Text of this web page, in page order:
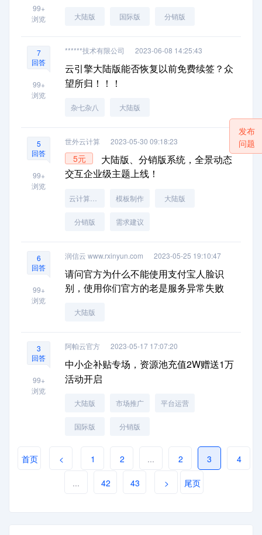
99+
浏览
大陆版 国际版 分销版
7
回答
99+
浏览
******技术有限公司 2023-06-08 14:25:43
云引擎大陆版能否恢复以前免费续签？众
望所归！！！
杂七杂八 大陆版
5
回答
99+
浏览
世外云计算 2023-05-30 09:18:23
5元
大陆版、分销版系统，全景动态
交互企业级主题上线！
模板制作 大陆版
分销版 需求建议
6
回答
99+
浏览
润信云 www.rxinyun.com 2023-05-25 19:10:47
请问官方为什么不能使用支付宝人脸识
别，使用你们官方的老是服务异常失败
大陆版
3
回答
99+
浏览
阿帕云官方 2023-05-17 17:07:20
中小企补贴专场，资源池充值2W赠送1万
活动开启
大陆版 市场推广 平台运营
国际版 分销版
首页 < 1 2 ... 2 3 4
... 42 43 > 尾页
发布
问题